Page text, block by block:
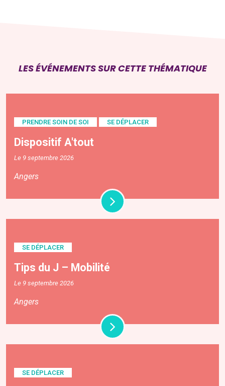
LES ÉVÉNEMENTS SUR CETTE THÉMATIQUE
PRENDRE SOIN DE SOI SE DÉPLACER
Dispositif A'tout
Le 9 septembre 2026
Angers
SE DÉPLACER
Tips du J – Mobilité
Le 9 septembre 2026
Angers
SE DÉPLACER